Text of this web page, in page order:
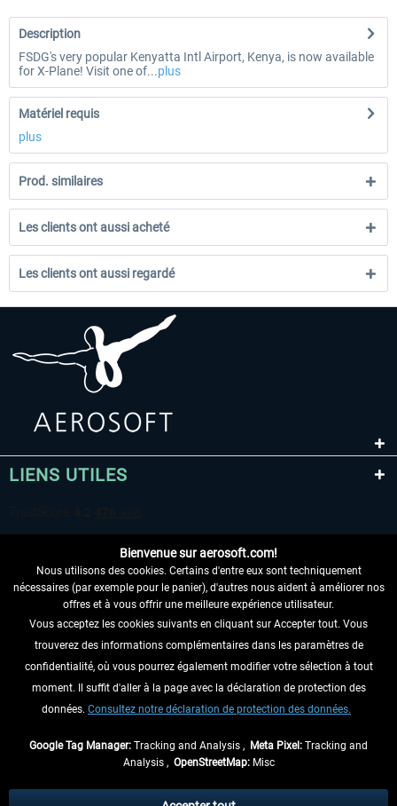
Description
FSDG's very popular Kenyatta Intl Airport, Kenya, is now available
for X-Plane! Visit one of...plus
Matériel requis
plus
Prod. similaires
Les clients ont aussi acheté
Les clients ont aussi regardé
LIENS UTILES
RENONCER AU CONTRAT ICI
INFORMATIONS
NE MANQUEZ PAS LES DERNIÈRES
échéant, frais de remboursement, si aucune description contraire.
Bienvenue sur aerosoft.com!
Nous utilisons des cookies. Certains d'entre eux sont techniquement
nécessaires (par exemple pour le panier), d'autres nous aident à améliorer nos
offres et à vous offrir une meilleure expérience utilisateur.
Vous acceptez les cookies suivants en cliquant sur Accepter tout. Vous
trouverez des informations complémentaires dans les paramètres de
confidentialité, où vous pourrez également modifier votre sélection à tout
moment. Il suffit d'aller à la page avec la déclaration de protection des
données. Consultez notre déclaration de protection des données.
Google Tag Manager: Tracking and Analysis , Meta Pixel: Tracking and
Analysis , OpenStreetMap:Misc